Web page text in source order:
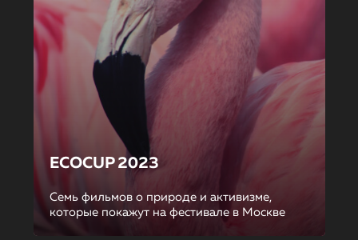
ECOCUP 2023
Семь фильмов о природе и активизме,
которые покажут на фестивале в Москве